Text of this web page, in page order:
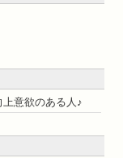
意欲のある人♪